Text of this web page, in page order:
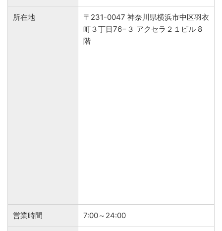
所在地
〒231-0047 神奈川県横浜市中区羽衣
町３丁目76−３ アクセラ２１ビル 8
階
営業時間 7:00～24:00